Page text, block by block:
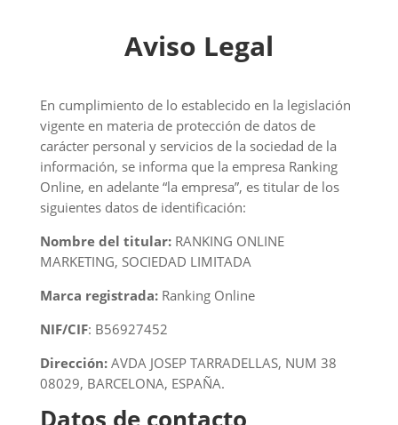
Aviso Legal
En cumplimiento de lo establecido en la legislación
vigente en materia de protección de datos de
carácter personal y servicios de la sociedad de la
información, se informa que la empresa Ranking
Online, en adelante “la empresa”, es titular de los
siguientes datos de identificación:
Nombre del titular:RANKING ONLINE
MARKETING, SOCIEDAD LIMITADA
Marca registrada:Ranking Online
NIF/CIF: B56927452
Dirección:AVDA JOSEP TARRADELLAS, NUM 38
08029, BARCELONA, ESPAÑA.